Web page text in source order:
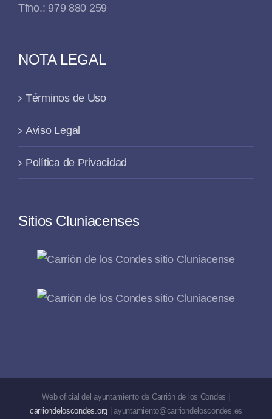
Tfno.: 979 880 259
NOTA LEGAL
Términos de Uso
Aviso Legal
Política de Privacidad
Sitios Cluniacenses
Web oficial del ayuntamiento de Carrión de los Condes |
carriondeloscondes.org | ayuntamiento@carriondeloscondes.es